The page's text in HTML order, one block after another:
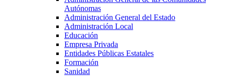
Autónomas
Administración General del Estado
Administración Local
Educación
Empresa Privada
Entidades Públicas Estatales
Formación
Sanidad